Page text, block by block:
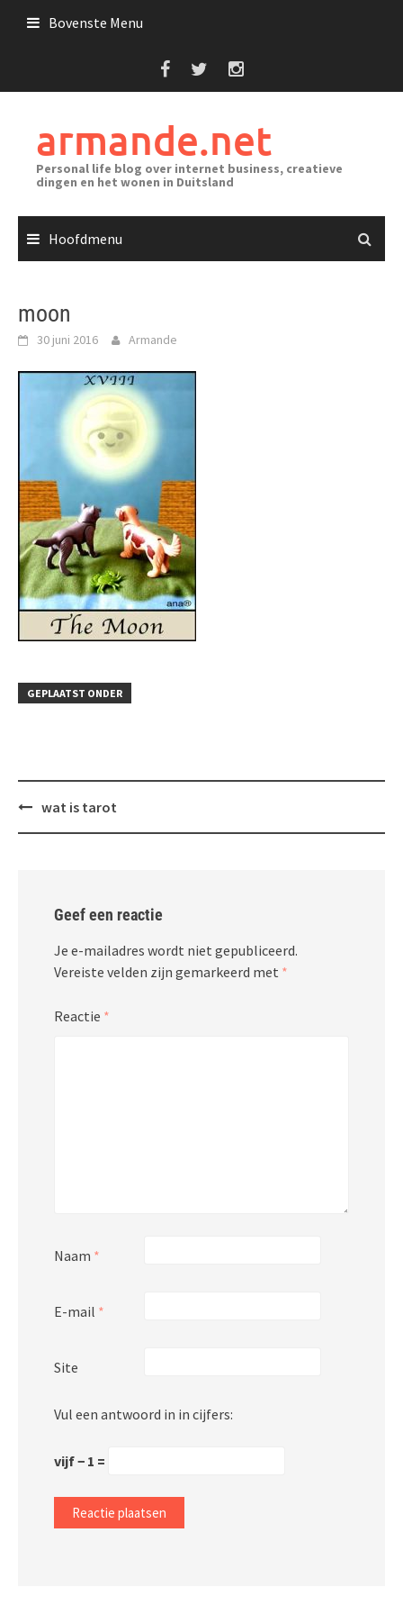
Bovenste Menu
armande.net
Personal life blog over internet business, creatieve
dingen en het wonen in Duitsland
Hoofdmenu
moon
30 juni 2016 Armande
GEPLAATST ONDER
Berichtwat is tarot
Geef een reactie
Je e-mailadres wordt niet gepubliceerd.
Vereiste velden zijn gemarkeerd met *
Reactie *
Naam *
E-mail *
Site
Vul een antwoord in in cijfers:
vijf − 1 =